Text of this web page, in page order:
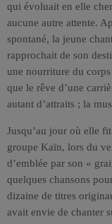
qui évoluait en elle
aucune autre attente.
spontané, la jeune
rapprochait de son
une nourriture du corps
que le rêve d’une
autant d’attraits ; la
Jusqu’au jour où elle
groupe Kaïn, lors du
d’emblée par son «
quelques chansons
dizaine de titres
avait envie de chanter